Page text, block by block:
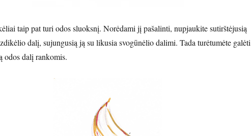
taip pat turi odos sluoksnį. Norėdami jį pašalinti, nupjaukite sutirštėjusią
dalį, sujungusią ją su likusia svogūnėlio dalimi. Tada turėtumėte galėti
odos dalį rankomis.